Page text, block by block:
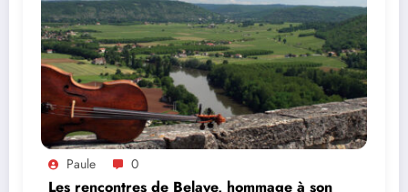
Paule 0
Les rencontres de Belaye, hommage à son